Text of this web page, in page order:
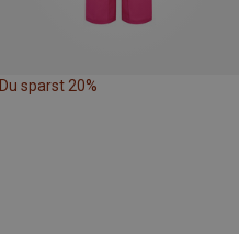
Du sparst 20%